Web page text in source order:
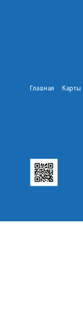
Главная Карты